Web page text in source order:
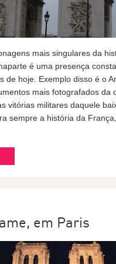
mais singulares da
é uma presença
de hoje. Exemplo disso é o
mais fotografados da
vitórias militares daquele
sempre a história da
em Paris